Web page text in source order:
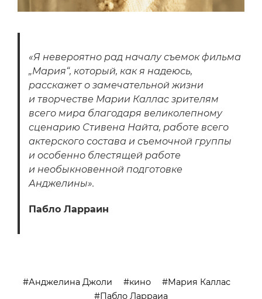
«Я невероятно рад началу съемок фильма
„Мария“, который, как я надеюсь,
расскажет о замечательной жизни
и творчестве Марии Каллас зрителям
всего мира благодаря великолепному
сценарию Стивена Найта, работе всего
актерского состава и съемочной группы
и особенно блестящей работе
и необыкновенной подготовке
Анджелины».
Пабло Ларраин
Анджелина Джоли кино
Мария Каллас
Пабло Ларраиа